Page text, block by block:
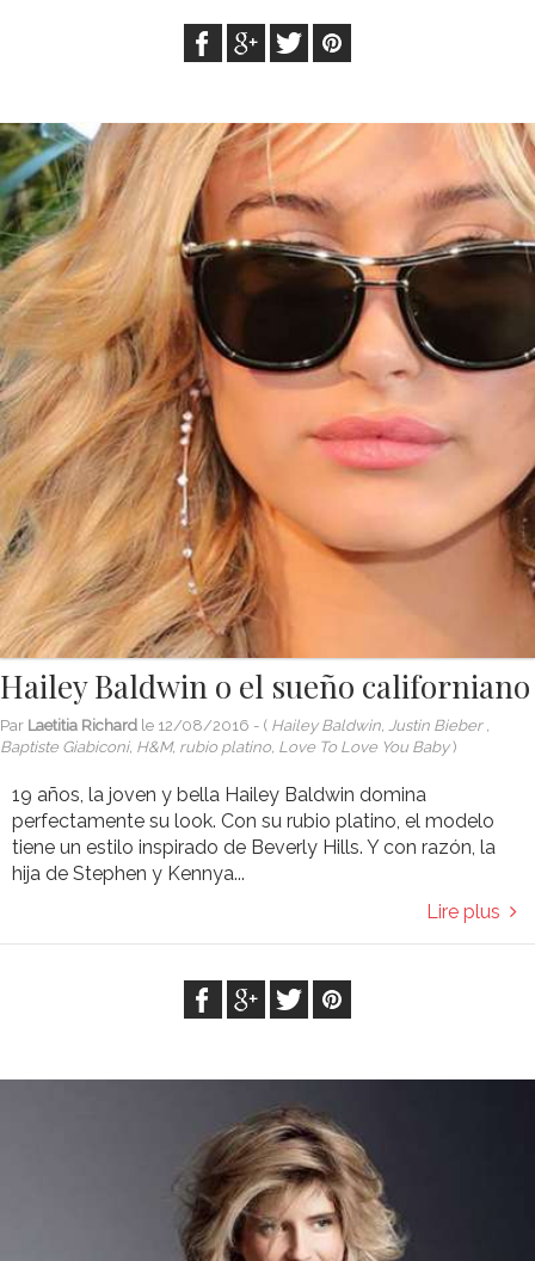
Hailey Baldwin o el sueño californiano
Par Laetitia Richard le 12/08/2016 - ( Hailey Baldwin, Justin Bieber ,
Baptiste Giabiconi, H&M, rubio platino, Love To Love You Baby)
19 años, la joven y bella Hailey Baldwin domina
perfectamente su look. Con su rubio platino, el modelo
tiene un estilo inspirado de Beverly Hills. Y con razón, la
hija de Stephen y Kennya...
Lire plus